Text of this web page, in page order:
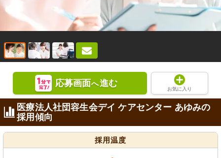
応募画面へ進む
お気に入り
医療法人社団容生会デイ ケアセンター あゆみの
採用傾向
採用温度